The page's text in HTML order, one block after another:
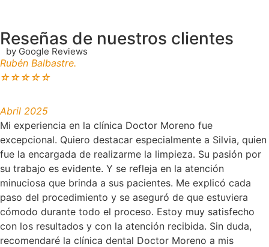
Reseñas de nuestros clientes
by Google Reviews
Rubén Balbastre.
☆☆☆☆☆
Abril 2025
Mi experiencia en la clínica Doctor Moreno fue
excepcional. Quiero destacar especialmente a Silvia, quien
fue la encargada de realizarme la limpieza. Su pasión por
su trabajo es evidente. Y se refleja en la atención
minuciosa que brinda a sus pacientes. Me explicó cada
paso del procedimiento y se aseguró de que estuviera
cómodo durante todo el proceso. Estoy muy satisfecho
con los resultados y con la atención recibida. Sin duda,
recomendaré la clínica dental Doctor Moreno a mis